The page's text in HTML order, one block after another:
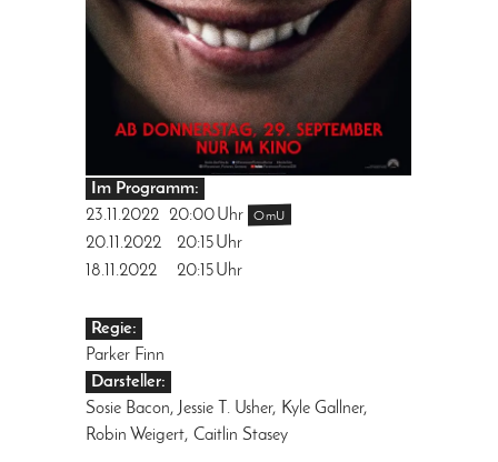
Im Programm:
23.11.2022 20:00Uhr OmU
20.11.2022 20:15Uhr
18.11.2022
20:15Uhr
Regie:
Parker Finn
Darsteller:
Sosie Bacon, Jessie T. Usher, Kyle Gallner,
Robin Weigert, Caitlin Stasey